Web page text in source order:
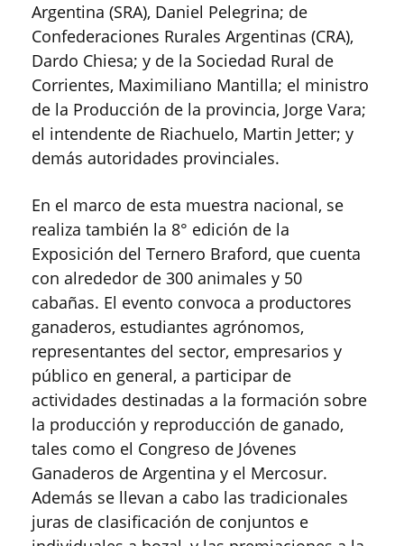
Argentina (SRA), Daniel Pelegrina; de
Confederaciones Rurales Argentinas (CRA),
Dardo Chiesa; y de la Sociedad Rural de
Corrientes, Maximiliano Mantilla; el ministro
de la Producción de la provincia, Jorge Vara;
el intendente de Riachuelo, Martin Jetter; y
demás autoridades provinciales.
En el marco de esta muestra nacional, se
realiza también la 8° edición de la
Exposición del Ternero Braford, que cuenta
con alrededor de 300 animales y 50
cabañas. El evento convoca a productores
ganaderos, estudiantes agrónomos,
representantes del sector, empresarios y
público en general, a participar de
actividades destinadas a la formación sobre
la producción y reproducción de ganado,
tales como el Congreso de Jóvenes
Ganaderos de Argentina y el Mercosur.
Además se llevan a cabo las tradicionales
juras de clasificación de conjuntos e